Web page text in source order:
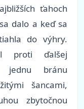
ťahoch
dalo a keď sa
do výhry.
proti ďalšej
bránu
šancami,
zbytočnou